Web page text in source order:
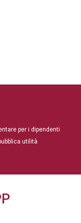
per i dipendenti
utilità